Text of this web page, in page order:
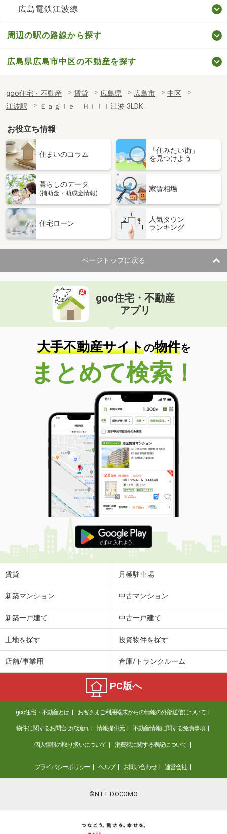
広島電鉄江波線
周辺の駅の路線から探す
広島県広島市中区の不動産を探す
goo住宅・不動産 賃貸 広島県 広島市
中区
江波駅
Ｅａｇｌｅ Ｈｉｌｌ江波 3LDK
お役立ち情報
住まいのコラム
「住みたい街」
を見つけよう
暮らしのデータ
(補助金・助成金情報)
家賃相場
住宅ローン
人気タウン
ランキング
ページトップに戻る
goo住宅・不動産
アプリ
大手不動産サイトの物件を
まとめて検索！
賃貸 月極駐車場
新築マンション 中古マンション
新築一戸建て 中古一戸建て
土地を探す 投資物件を探す
店舗/事業用 倉庫/トランクルーム
PC版へ
goo住宅・不動産とは お客さまご利用端末からの情報の外部送信について
物件に関するお問合せの流れ 情報提供元 不動産情報に関する免責事項
個人情報の取り扱いについて 消費税に関する表記について
プライバシーポリシー ヘルプ お問い合わせ 運営会社
©NTT DOCOMO